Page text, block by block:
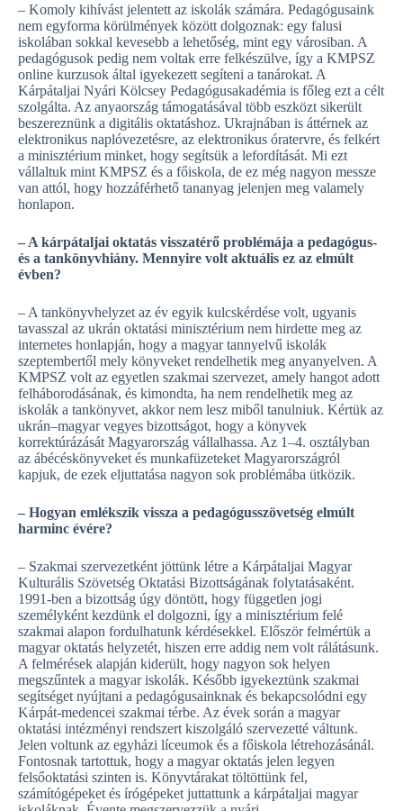
– Komoly kihívást jelentett az iskolák számára. Pedagógusaink
nem egyforma körülmények között dolgoznak: egy falusi
iskolában sokkal kevesebb a lehetőség, mint egy városiban. A
pedagógusok pedig nem voltak erre felkészülve, így a KMPSZ
online kurzusok által igyekezett segíteni a tanárokat. A
Kárpátaljai Nyári Kölcsey Pedagógusakadémia is főleg ezt a célt
szolgálta. Az anyaország támogatásával több eszközt sikerült
beszereznünk a digitális oktatáshoz. Ukrajnában is áttérnek az
elektronikus naplóvezetésre, az elektronikus óratervre, és felkért
a minisztérium minket, hogy segítsük a lefordítását. Mi ezt
vállaltuk mint KMPSZ és a főiskola, de ez még nagyon messze
van attól, hogy hozzáférhető tananyag jelenjen meg valamely
honlapon.
– A kárpátaljai oktatás visszatérő problémája a pedagógus-
és a tankönyvhiány. Mennyire volt aktuális ez az elmúlt
évben?
– A tankönyvhelyzet az év egyik kulcskérdése volt, ugyanis
tavasszal az ukrán oktatási minisztérium nem hirdette meg az
internetes honlapján, hogy a magyar tannyelvű iskolák
szeptembertől mely könyveket rendelhetik meg anyanyelven. A
KMPSZ volt az egyetlen szakmai szervezet, amely hangot adott
felháborodásának, és kimondta, ha nem rendelhetik meg az
iskolák a tankönyvet, akkor nem lesz miből tanulniuk. Kértük az
ukrán–magyar vegyes bizottságot, hogy a könyvek
korrektúrázását Magyarország vállalhassa. Az 1–4. osztályban
az ábécéskönyveket és munkafüzeteket Magyarországról
kapjuk, de ezek eljuttatása nagyon sok problémába ütközik.
– Hogyan emlékszik vissza a pedagógusszövetség elmúlt
harminc évére?
– Szakmai szervezetként jöttünk létre a Kárpátaljai Magyar
Kulturális Szövetség Oktatási Bizottságának folytatásaként.
1991-ben a bizottság úgy döntött, hogy független jogi
személyként kezdünk el dolgozni, így a minisztérium felé
szakmai alapon fordulhatunk kérdésekkel. Először felmértük a
magyar oktatás helyzetét, hiszen erre addig nem volt rálátásunk.
A felmérések alapján kiderült, hogy nagyon sok helyen
megszűntek a magyar iskolák. Később igyekeztünk szakmai
segítséget nyújtani a pedagógusainknak és bekapcsolódni egy
Kárpát-medencei szakmai térbe. Az évek során a magyar
oktatási intézményi rendszert kiszolgáló szervezetté váltunk.
Jelen voltunk az egyházi líceumok és a főiskola létrehozásánál.
Fontosnak tartottuk, hogy a magyar oktatás jelen legyen
felsőoktatási szinten is. Könyvtárakat töltöttünk fel,
számítógépeket és írógépeket juttattunk a kárpátaljai magyar